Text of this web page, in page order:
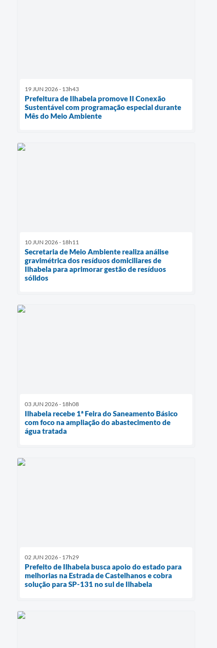
19 JUN 2026 - 13h43
Prefeitura de Ilhabela promove II Conexão
Sustentável com programação especial durante
Mês do Meio Ambiente
10 JUN 2026 - 18h11
Secretaria de Meio Ambiente realiza análise
gravimétrica dos resíduos domiciliares de
Ilhabela para aprimorar gestão de resíduos
sólidos
03 JUN 2026 - 18h08
Ilhabela recebe 1ª Feira do Saneamento Básico
com foco na ampliação do abastecimento de
água tratada
02 JUN 2026 - 17h29
Prefeito de Ilhabela busca apoio do estado para
melhorias na Estrada de Castelhanos e cobra
solução para SP-131 no sul de Ilhabela